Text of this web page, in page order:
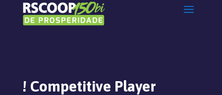
! Competitive Player